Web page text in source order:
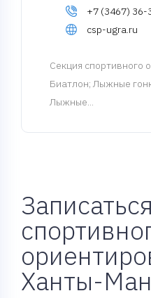
+7 (3467) 36-
csp-ugra.ru
Cекция спортивного
Биатлон; Лыжные
Лыжные...
Ханты-